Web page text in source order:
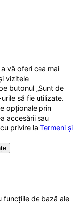
vă oferi cea mai
vizitele
butonul „Sunt de
să fie utilizate.
opționale prin
accesării sau
privire la Termeni și
funcțiile de bază ale